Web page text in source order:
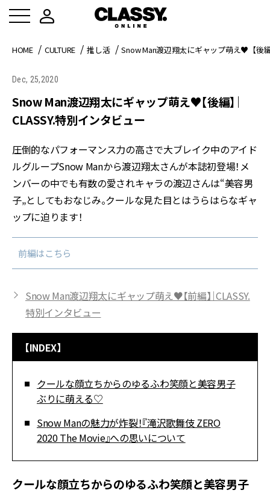
HOME CULTURE 推し活 Snow Man渡辺翔太にギャップ萌え♥【後
Dec, 25,2020
Snow Man渡辺翔太にギャップ萌え♥【後編】｜
CLASSY.特別インタビュー
圧倒的なパフォーマンス力の高さで大ブレイク中のアイド
ルグループSnow Manから渡辺翔太さんが本誌初登場！メ
ンバーの中でも有数の愛されキャラの渡辺さんは“美容男
子„としてもおなじみ。クールな見た目とはうらはらなギャ
ップに迫ります！
前編はこちら
Snow Man渡辺翔太にギャップ萌え♥【前編】｜CLASSY.
特別インタビュー
【INDEX】
クールな顔立ちからのゆるふわ笑顔と美容男子
ぶりに萌える♡
Snow Manの魅力が炸裂！『滝沢歌舞伎 ZERO
2020 The Movie』への思いについて
クールな顔立ちからのゆるふわ笑顔と美容男子